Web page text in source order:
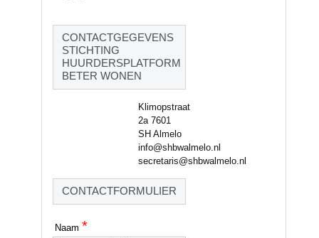
CONTACTGEGEVENS
STICHTING
HUURDERSPLATFORM
BETER WONEN
Klimopstraat
2a 7601
SH Almelo
info@shbwalmelo.nl
secretaris@shbwalmelo.nl
CONTACTFORMULIER
Naam *